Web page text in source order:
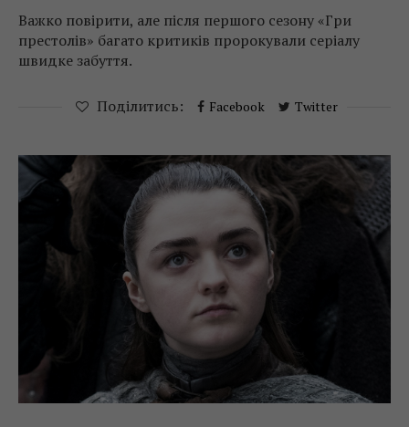
Важко повірити, але після першого сезону «Гри
престолів» багато критиків пророкували серіалу
швидке забуття.
Поділитись: Facebook Twitter